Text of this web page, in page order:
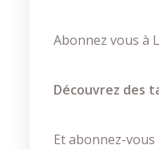
Abonnez vous à
Découvrez des
Et abonnez-